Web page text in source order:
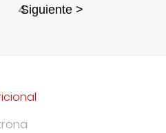
4
Siguiente >